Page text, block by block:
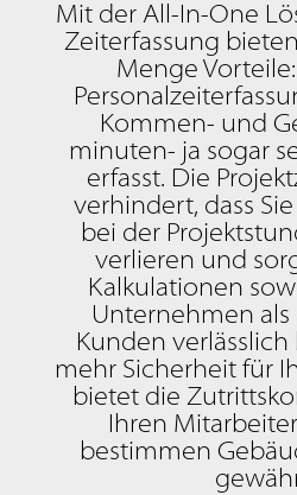
Mit der All-In-One
Zeiterfassung
Menge
Kommen- und
minuten- ja sogar
erfasst. Die
verhindert, dass
bei der
verlieren und
Kalkulationen
Unternehmen als
Kunden
mehr Sicherheit für
bietet die
Ihren
bestimmen